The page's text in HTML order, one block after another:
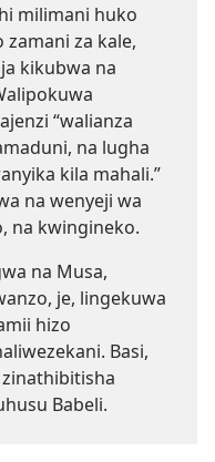
milimani huko
zamani za kale,
kikubwa na
“walianza
na lugha
kila mahali.”
na wenyeji wa
na kwingineko.
na Musa,
je, lingekuwa
hizo
Basi,
Babeli.